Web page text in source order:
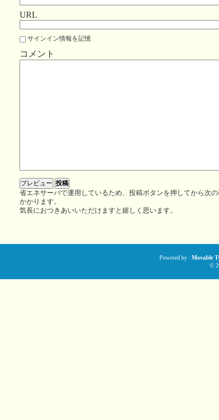
URL
サインイン情報を記憶
コメント
省エネサーバで運用しているため、投稿ボタンを押してから次
かかります。
気長におつきあいいただけますと嬉しく思います。
Powered by : Movable
©